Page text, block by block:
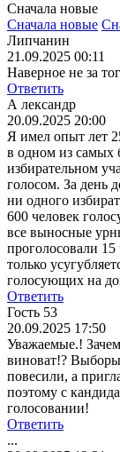
Сначала новые
Сначала новые
Липчанин
21.09.2025 00:11
Наверное не за
Ответить
А лександр
20.09.2025 20:00
Я имел опыт лет
в одном из самых
избирательном
голосом. За день
ни одного
600 человек
все выносные
проголосовали
только
голосующих на
Ответить
Гость 53
20.09.2025 17:50
Уважаемые.!
виноват!?
повесили, а
поэтому с
голосовании!
Ответить
...